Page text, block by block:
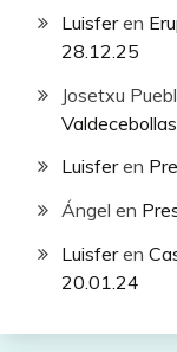
Luisferen
28.12.25
Josetxu
Luisferen
Ángel en
Luisferen
20.01.24